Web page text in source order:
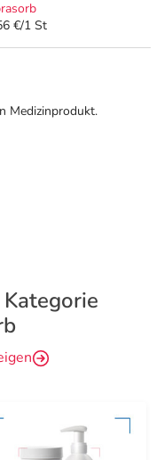
€/1 St
Medizinprodukt.